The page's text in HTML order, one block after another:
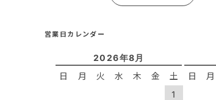
営業日カレンダー
2026年8月
日 月 火 水 木 金 土
1
日 月